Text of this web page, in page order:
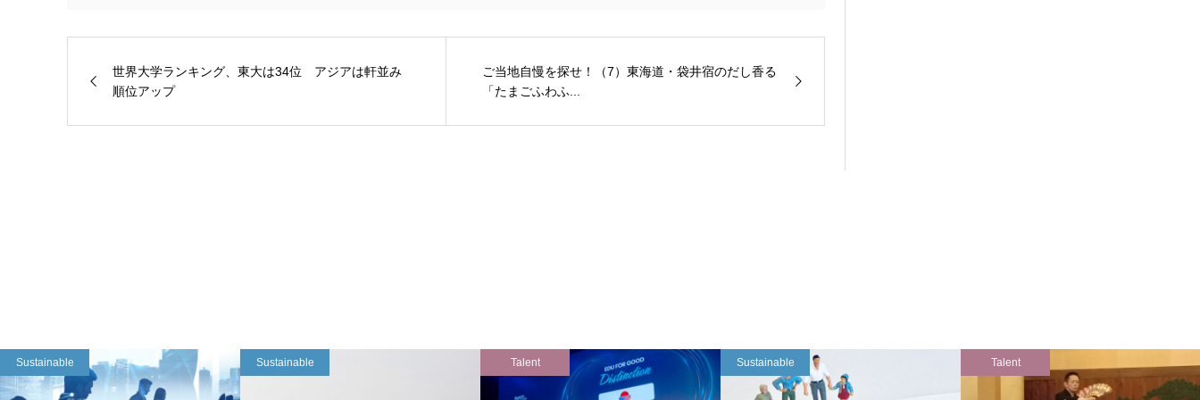
世界大学ランキング、東大は34位 アジアは軒並み
順位アップ
ご当地自慢を探せ！（7）東海道・袋井宿のだし香る
「たまごふわふ...
Sustainable Sustainable Talent Sustainable Talent